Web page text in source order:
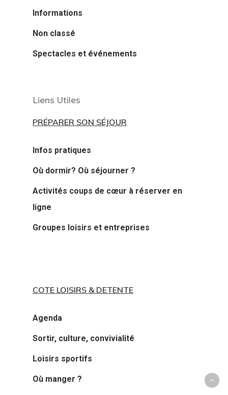
Informations
Non classé
Spectacles et événements
Liens Utiles
PRÉPARER SON SÉJOUR
Infos pratiques
Où dormir? Où séjourner ?
Activités coups de cœur à réserver en
ligne
Groupes loisirs et entreprises
COTE LOISIRS & DETENTE
Agenda
Sortir, culture, convivialité
Loisirs sportifs
Où manger ?